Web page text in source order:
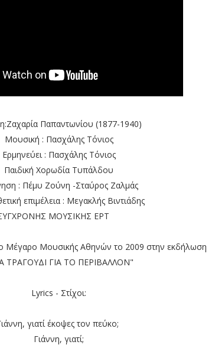
Παπαντωνίου (1877-1940)
Μουσική : Πασχάλης Τόνιος
Ερμηνεύει : Πασχάλης Τόνιος
Παιδική Χορωδία Τυπάλδου
: Πέμυ Ζούνη -Σταύρος Ζαλμάς
επιμέλεια : Μεγακλής Βιντιάδης
ΣΥΓΧΡΟΝΗΣ ΜΟΥΣΙΚΗΣ ΕΡΤ
Mέγαρο Μουσικής Αθηνών το 2009 στην εκδήλωση
ΤΡΑΓΟΥΔΙ ΓΙΑ ΤΟ ΠΕΡΙΒΑΛΛΟΝ"
Lyrics - Στίχοι:
γιατί έκοψες τον πεύκο;
Γιάννη, γιατί;